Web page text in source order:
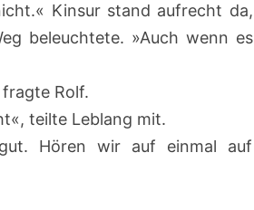
Kinsur stand aufrecht da,
beleuchtete. »Auch wenn es
Rolf.
teilte Leblang mit.
Hören wir auf einmal auf